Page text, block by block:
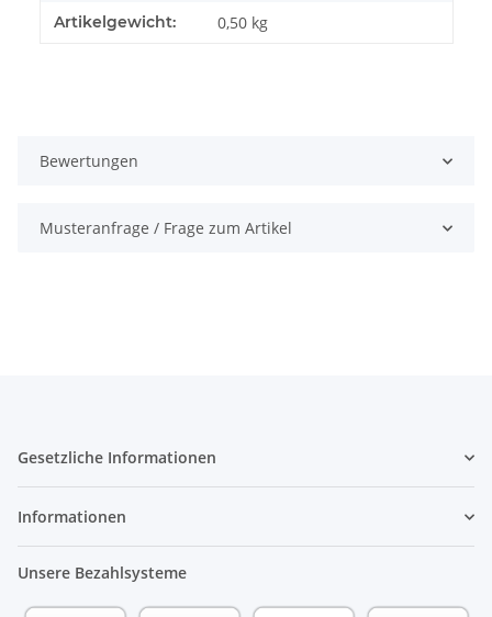
Artikelgewicht: 0,50 kg
Bewertungen
Musteranfrage / Frage zum Artikel
Gesetzliche Informationen
Informationen
Unsere Bezahlsysteme